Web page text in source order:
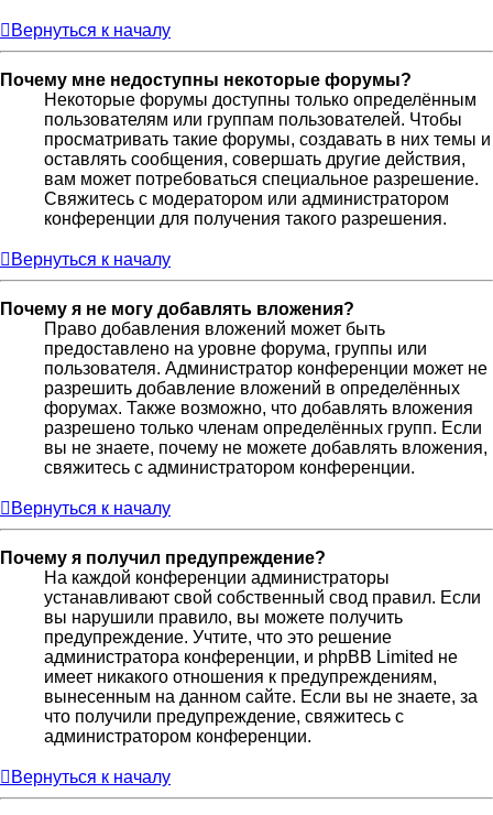
Вернуться к началу
Почему мне недоступны некоторые форумы?
Некоторые форумы доступны только определённым
пользователям или группам пользователей. Чтобы
просматривать такие форумы, создавать в них темы и
оставлять сообщения, совершать другие действия,
вам может потребоваться специальное разрешение.
Свяжитесь с модератором или администратором
конференции для получения такого разрешения.
Вернуться к началу
Почему я не могу добавлять вложения?
Право добавления вложений может быть
предоставлено на уровне форума, группы или
пользователя. Администратор конференции может не
разрешить добавление вложений в определённых
форумах. Также возможно, что добавлять вложения
разрешено только членам определённых групп. Если
вы не знаете, почему не можете добавлять вложения,
свяжитесь с администратором конференции.
Вернуться к началу
Почему я получил предупреждение?
На каждой конференции администраторы
устанавливают свой собственный свод правил. Если
вы нарушили правило, вы можете получить
предупреждение. Учтите, что это решение
администратора конференции, и phpBB Limited не
имеет никакого отношения к предупреждениям,
вынесенным на данном сайте. Если вы не знаете, за
что получили предупреждение, свяжитесь с
администратором конференции.
Вернуться к началу